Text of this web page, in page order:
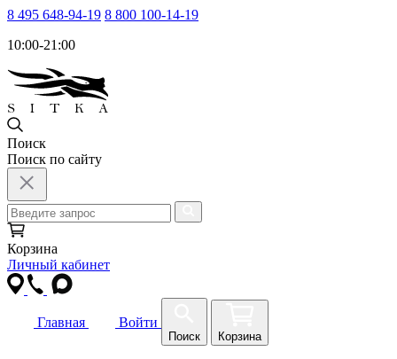
8 495 648-94-19 8 800 100-14-19
10:00-21:00
Поиск
Поиск по сайту
Корзина
Личный кабинет
Главная Войти
Поиск Корзина